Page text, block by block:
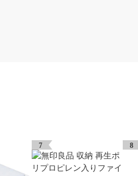
7 8